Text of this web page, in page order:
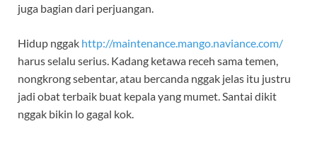
juga bagian dari perjuangan.
Hidup nggak http://maintenance.mango.naviance.com/
harus selalu serius. Kadang ketawa receh sama temen,
nongkrong sebentar, atau bercanda nggak jelas itu justru
jadi obat terbaik buat kepala yang mumet. Santai dikit
nggak bikin lo gagal kok.